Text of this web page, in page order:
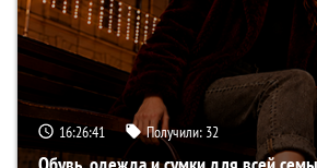
16:26:40 Получили: 32